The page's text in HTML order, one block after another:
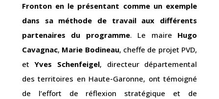
Fronton en le présentant comme un exemple
dans sa méthode de travail aux différents
partenaires du programme. Le maire Hugo
Cavagnac, Marie Bodineau, cheffe de projet PVD,
etYves Schenfeigel, directeur départemental
des territoires en Haute-Garonne, ont témoigné
de l’effort de réflexion stratégique et de